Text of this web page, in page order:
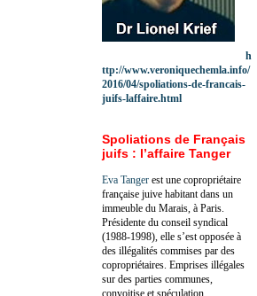
h
ttp://www.veroniquechemla.info/
2016/04/spoliations-de-francais-
juifs-laffaire.html
Spoliations de Français
juifs : l’affaire Tanger
Eva Tanger est une copropriétaire
française juive habitant dans un
immeuble du Marais, à Paris.
Présidente du conseil syndical
(1988-1998), elle s’est opposée à
des illégalités commises par des
copropriétaires. Emprises illégales
sur des parties communes,
convoitise et spéculation